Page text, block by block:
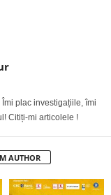
plac investigațiile, îmi
Citiți-mi articolele !
AUTHOR